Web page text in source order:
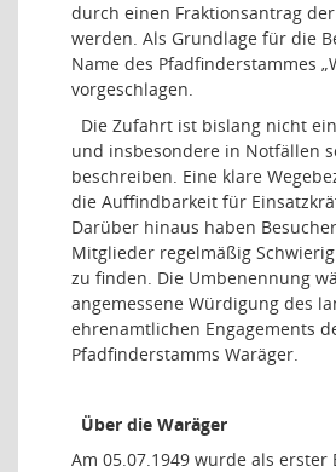
durch einen Fraktionsantrag
werden. Als Grundlage für die
Name des Pfadfinderstammes
vorgeschlagen.
Die Zufahrt ist bislang nicht
und insbesondere in Notfällen
beschreiben. Eine klare
die Auffindbarkeit für
Darüber hinaus haben
Mitglieder regelmäßig
zu finden. Die Umbenennung
angemessene Würdigung des
ehrenamtlichen Engagements
Pfadfinderstamms Waräger.
Über die Waräger
Am 05.07.1949 wurde als erster